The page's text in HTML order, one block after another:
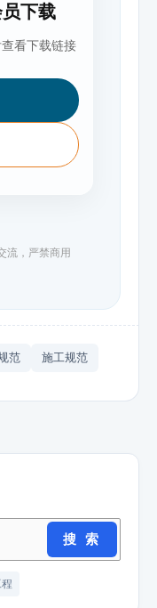
下载
看下载链接
流，严禁商用
范 施工规范
搜 索